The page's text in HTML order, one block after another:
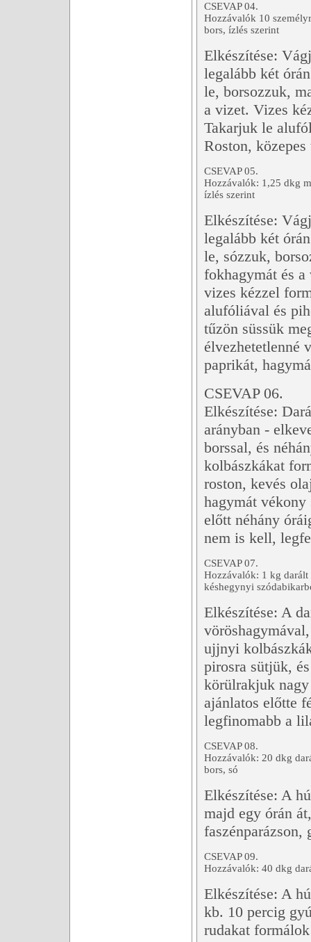
CSEVAP 04.
Hozzávalók 10
bors, ízlés szerint
Elkészítése:
legalább két
le, borsozzuk,
a vizet. Vizes
Takarjuk le
Roston,
CSEVAP 05.
Hozzávalók: 1,25 dkg
ízlés szerint
Elkészítése:
legalább két
le, sózzuk,
fokhagymát és
vizes kézzel
alufóliával és
tűzön süssük
élvezhetetlenné
paprikát,
CSEVAP 06.
Elkészítése:
arányban -
borssal, és
kolbászkákat
roston, kevés
hagymát
előtt néhány
nem is kell,
CSEVAP 07.
Hozzávalók: 1 kg darált
késhegynyi
Elkészítése: A
ujjnyi
pirosra sütjük,
körülrakjuk
ajánlatos előtte
legfinomabb a
CSEVAP 08.
Hozzávalók: 20 dkg
bors, só
Elkészítése: A
majd egy órán
CSEVAP 09.
Hozzávalók: 40 dkg
Elkészítése: A
kb. 10 percig
rudakat